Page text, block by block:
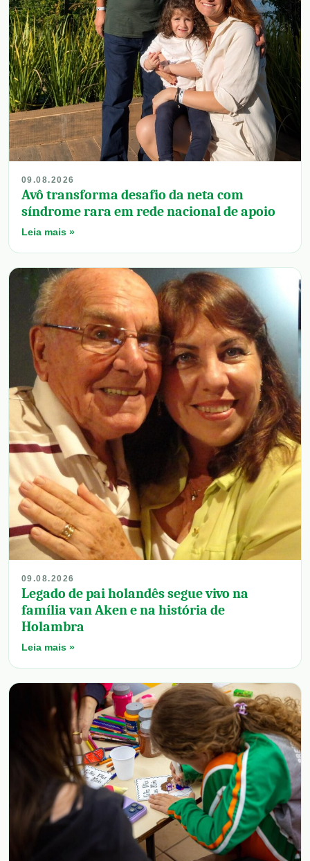
09.08.2026
Avô transforma desafio da neta com
síndrome rara em rede nacional de apoio
Leia mais »
09.08.2026
Legado de pai holandês segue vivo na
família van Aken e na história de
Holambra
Leia mais »